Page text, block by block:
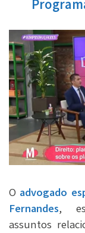
O advogado
Fernandes,
assuntos